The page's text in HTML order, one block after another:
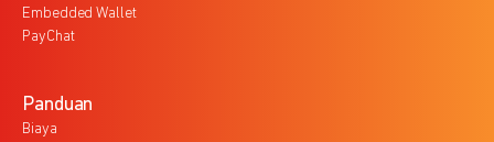
Embedded Wallet
PayChat
Panduan
Biaya